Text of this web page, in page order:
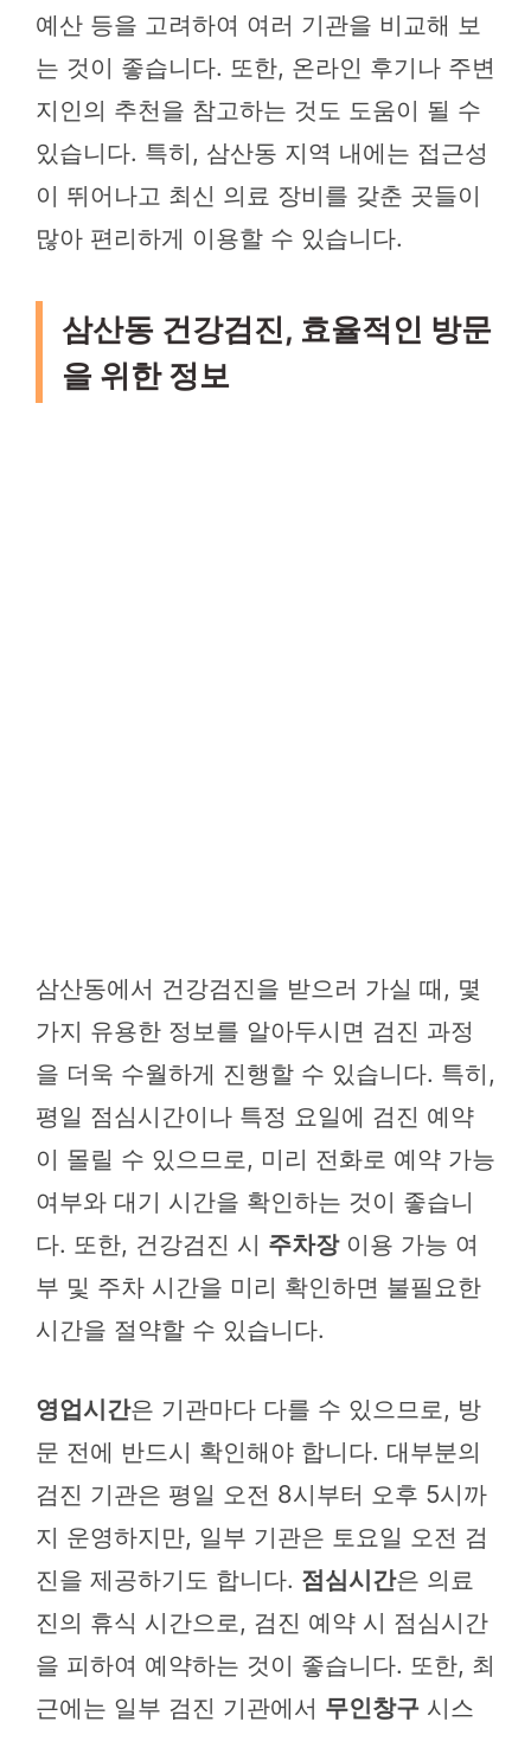
예산 등을 고려하여 여러 기관을 비교해 보
는 것이 좋습니다. 또한, 온라인 후기나 주변
지인의 추천을 참고하는 것도 도움이 될 수
있습니다. 특히, 삼산동 지역 내에는 접근성
이 뛰어나고 최신 의료 장비를 갖춘 곳들이
많아 편리하게 이용할 수 있습니다.
삼산동 건강검진, 효율적인 방문
을 위한 정보
삼산동에서 건강검진을 받으러 가실 때, 몇
가지 유용한 정보를 알아두시면 검진 과정
을 더욱 수월하게 진행할 수 있습니다. 특히,
평일 점심시간이나 특정 요일에 검진 예약
이 몰릴 수 있으므로, 미리 전화로 예약 가능
여부와 대기 시간을 확인하는 것이 좋습니
다. 또한, 건강검진 시 주차장이용 가능 여
부 및 주차 시간을 미리 확인하면 불필요한
시간을 절약할 수 있습니다.
영업시간은 기관마다 다를 수 있으므로, 방
문 전에 반드시 확인해야 합니다. 대부분의
검진 기관은 평일 오전 8시부터 오후 5시까
지 운영하지만, 일부 기관은 토요일 오전 검
진을 제공하기도 합니다. 점심시간은 의료
진의 휴식 시간으로, 검진 예약 시 점심시간
을 피하여 예약하는 것이 좋습니다. 또한, 최
근에는 일부 검진 기관에서 무인창구 시스